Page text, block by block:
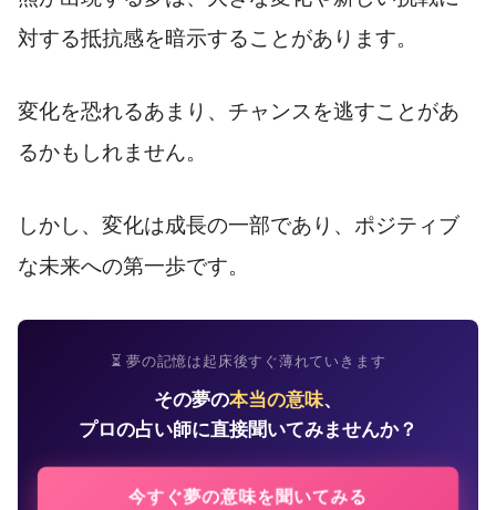
対する抵抗感を暗示することがあります。
変化を恐れるあまり、チャンスを逃すことがあ
るかもしれません。
しかし、変化は成長の一部であり、ポジティブ
な未来への第一歩です。
⏳ 夢の記憶は起床後すぐ薄れていきます
その夢の本当の意味、
プロの占い師に直接聞いてみませんか？
今すぐ夢の意味を聞いてみる